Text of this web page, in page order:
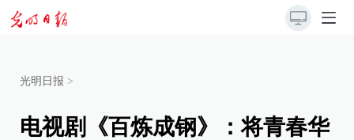
光明日报 >
电视剧《百炼成钢》：将青春华